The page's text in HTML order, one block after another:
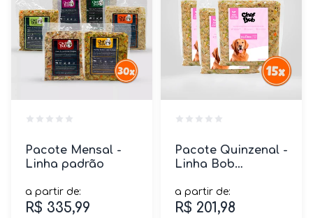
Pacote Mensal -
Linha padrão
a partir de:
R$ 335,99
Pacote Quinzenal -
Linha Bob
a partir de:
R$ 201,98